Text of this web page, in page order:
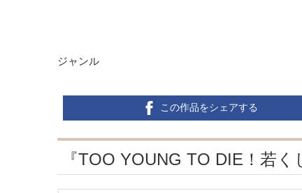
ジャンル
この作品をシェアする
『TOO YOUNG TO DIE！若